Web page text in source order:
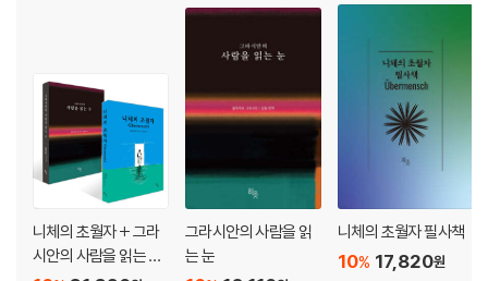
니체의 초월자 + 그라
시안의 사람을 읽는 눈
그라시안의 사람을 읽
는 눈
니체의 초월자 필사책
17,820원
10%